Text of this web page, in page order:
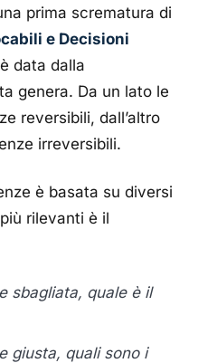
prima scrematura di
e Decisioni
data dalla
genera. Da un lato le
reversibili, dall’altro
irreversibili.
è basata su diversi
rilevanti è il
sbagliata, quale è il
giusta, quali sono i